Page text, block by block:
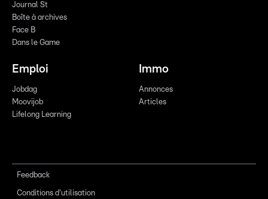
Journal St
Boîte à archives
Face B
Dans le Game
Emploi
Jobdag
Moovijob
Lifelong Learning
Immo
Annonces
Articles
Feedback
Conditions d'utilisation